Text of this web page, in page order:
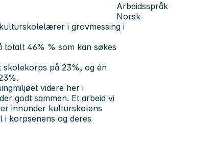
Arbeidsspråk
Norsk
i grovmessing i
46% % som kan søkes
skolekorps på 23%, og én
videre her i
godt sammen. Et arbeid vi
innunder kulturskolens
i korpsenens og deres